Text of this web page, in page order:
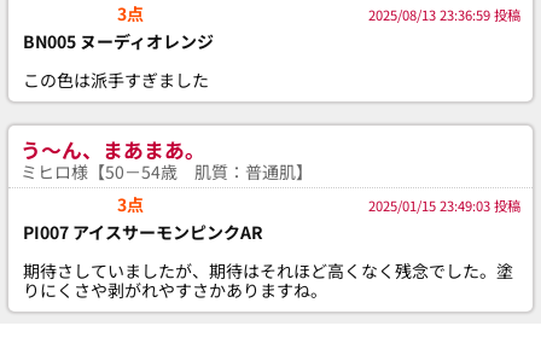
3点
2025/08/13 23:36:59 投稿
BN005 ヌーディオレンジ
この色は派手すぎました
う〜ん、まあまあ。
ミヒロ様【50－54歳 肌質：普通肌】
3点
2025/01/15 23:49:03 投稿
PI007 アイスサーモンピンクAR
期待さしていましたが、期待はそれほど高くなく残念でした。塗
りにくさや剥がれやすさかありますね。